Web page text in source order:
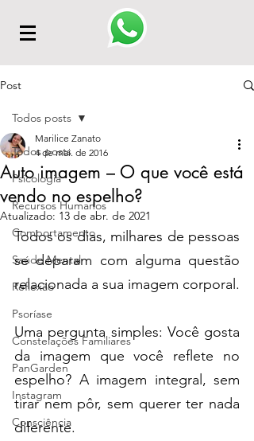
Post
Todos posts
Psicologia
Recursos Humanos
Comportamento
Saúde Mental
Reflexão
Psoríase
Constelações Familiares
PanGarden
Instagram
Consciência
Todos posts
Auto imagem – O que você está
vendo no espelho?
Marilice Zanato
4 de mai. de 2016
Atualizado: 13 de abr. de 2021
Todos os dias, milhares de pessoas
se deparam com alguma questão
relacionada a sua imagem corporal.
Uma pergunta simples: Você gosta
da imagem que você reflete no
espelho? A imagem integral, sem
tirar nem pôr, sem querer ter nada
diferente.